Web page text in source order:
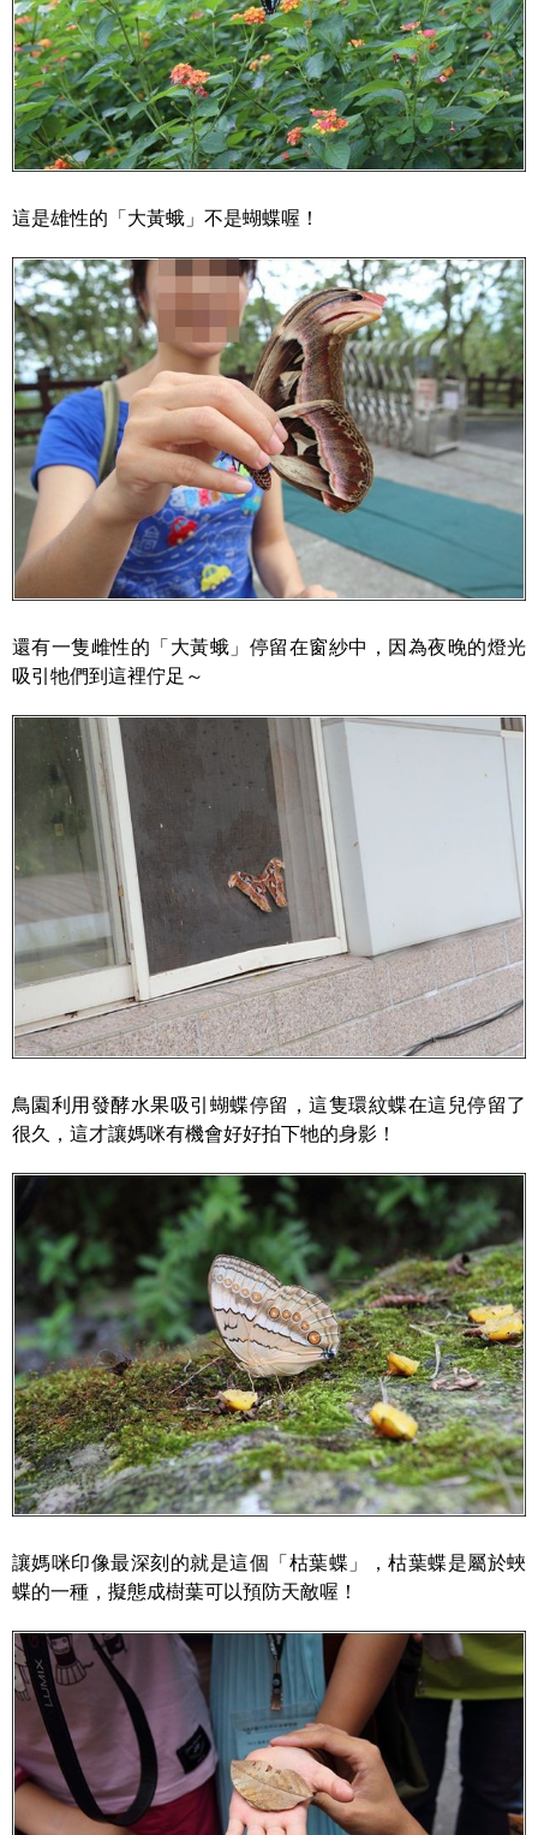
這是雄性的「大黃蛾」不是蝴蝶喔！
還有一隻雌性的「大黃蛾」停留在窗紗中，因為夜晚的燈光
吸引牠們到這裡佇足～
鳥園利用發酵水果吸引蝴蝶停留，這隻環紋蝶在這兒停留了
很久，這才讓媽咪有機會好好拍下牠的身影！
讓媽咪印像最深刻的就是這個「枯葉蝶」，枯葉蝶是屬於蛺
蝶的一種，擬態成樹葉可以預防天敵喔！